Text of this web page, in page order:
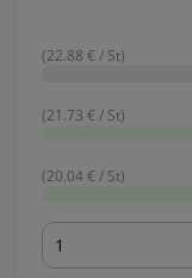
(22.88 € / St)
(21.73 € / St)
(20.04 € / St)
Menge